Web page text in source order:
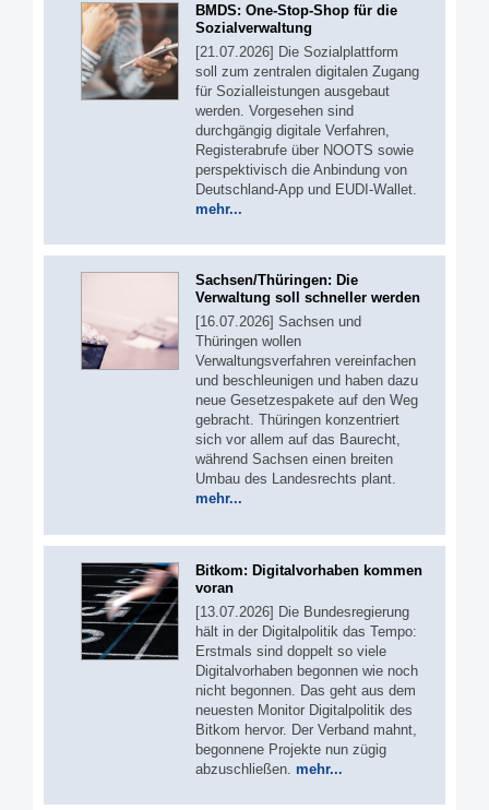
BMDS: One-Stop-Shop für die
Sozialverwaltung
[21.07.2026] Die Sozialplattform
soll zum zentralen digitalen Zugang
für Sozialleistungen ausgebaut
werden. Vorgesehen sind
durchgängig digitale Verfahren,
Registerabrufe über NOOTS sowie
perspektivisch die Anbindung von
Deutschland-App und EUDI-Wallet.
mehr...
Sachsen/Thüringen: Die
Verwaltung soll schneller werden
[16.07.2026] Sachsen und
Thüringen wollen
Verwaltungsverfahren vereinfachen
und beschleunigen und haben dazu
neue Gesetzespakete auf den Weg
gebracht. Thüringen konzentriert
sich vor allem auf das Baurecht,
während Sachsen einen breiten
Umbau des Landesrechts plant.
mehr...
Bitkom: Digitalvorhaben kommen
voran
[13.07.2026] Die Bundesregierung
hält in der Digitalpolitik das Tempo:
Erstmals sind doppelt so viele
Digitalvorhaben begonnen wie noch
nicht begonnen. Das geht aus dem
neuesten Monitor Digitalpolitik des
Bitkom hervor. Der Verband mahnt,
begonnene Projekte nun zügig
abzuschließen. mehr...